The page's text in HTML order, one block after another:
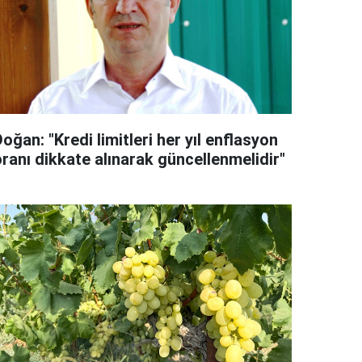
"Kredi limitleri her yıl enflasyon
dikkate alınarak güncellenmelidir"